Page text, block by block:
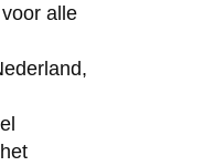
alle